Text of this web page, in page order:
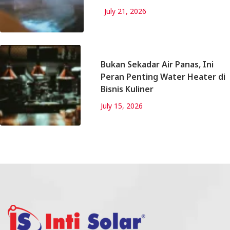
July 21, 2026
Bukan Sekadar Air Panas, Ini
Peran Penting Water Heater di
Bisnis Kuliner
July 15, 2026